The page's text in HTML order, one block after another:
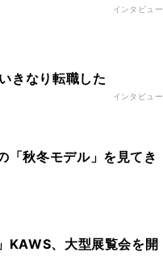
インタビュー
きなり転職した
インタビュー
「秋冬モデル」を見てき
KAWS、大型展覧会を開